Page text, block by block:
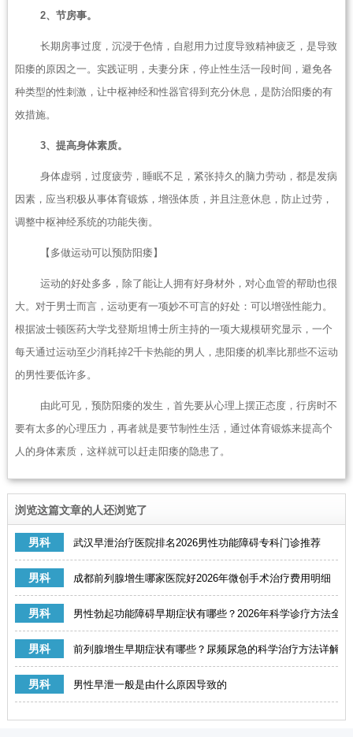
2、节房事。
长期房事过度，沉浸于色情，自慰用力过度导致精神疲乏，是导致
阳痿的原因之一。实践证明，夫妻分床，停止性生活一段时间，避免各
种类型的性刺激，让中枢神经和性器官得到充分休息，是防治阳痿的有
效措施。
3、提高身体素质。
身体虚弱，过度疲劳，睡眠不足，紧张持久的脑力劳动，都是发病
因素，应当积极从事体育锻炼，增强体质，并且注意休息，防止过劳，
调整中枢神经系统的功能失衡。
【多做运动可以预防阳痿】
运动的好处多多，除了能让人拥有好身材外，对心血管的帮助也很
大。对于男士而言，运动更有一项妙不可言的好处：可以增强性能力。
根据波士顿医药大学戈登斯坦博士所主持的一项大规模研究显示，一个
每天通过运动至少消耗掉2千卡热能的男人，患阳痿的机率比那些不运动
的男性要低许多。
由此可见，预防阳痿的发生，首先要从心理上摆正态度，行房时不
要有太多的心理压力，再者就是要节制性生活，通过体育锻炼来提高个
人的身体素质，这样就可以赶走阳痿的隐患了。
浏览这篇文章的人还浏览了
男科 武汉早泄治疗医院排名2026男性功能障碍专科门诊推荐
男科 成都前列腺增生哪家医院好2026年微创手术治疗费用明细
男科 男性勃起功能障碍早期症状有哪些？2026年科学诊疗方法全解
男科 前列腺增生早期症状有哪些？尿频尿急的科学治疗方法详解
男科 男性早泄一般是由什么原因导致的